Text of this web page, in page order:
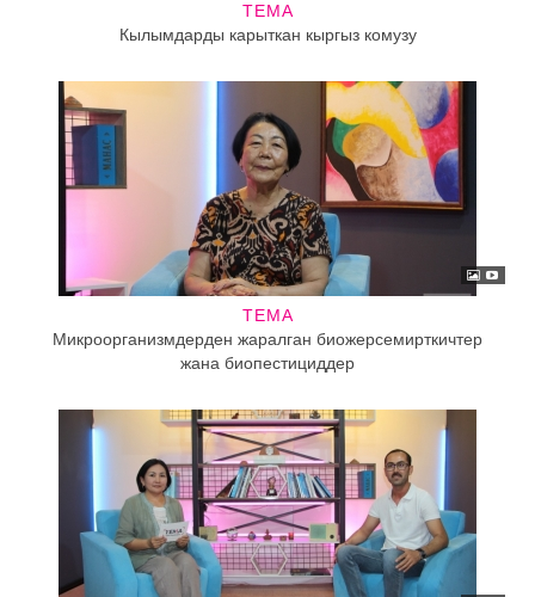
ТЕМА
Кылымдарды карыткан кыргыз комузу
ТЕМА
Микроорганизмдерден жаралган биожерсемирткичтер
жана биопестициддер